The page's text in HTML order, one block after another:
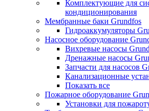
Комплектующие для
кондиционирования
Мембранные баки Grundfos
Гидроаккумуляторы
Насосное оборудование
Вихревые насосы
Дренажные насосы
Запчасти для насосов
Канализационные
Показать все
Пожарное оборудование
Установки для